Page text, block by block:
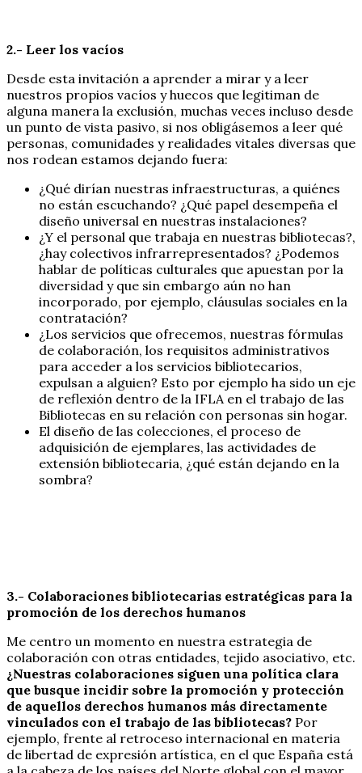
2.- Leer los vacíos
Desde esta invitación a aprender a mirar y a leer
nuestros propios vacíos y huecos que legitiman de
alguna manera la exclusión, muchas veces incluso desde
un punto de vista pasivo, si nos obligásemos a leer qué
personas, comunidades y realidades vitales diversas que
nos rodean estamos dejando fuera:
¿Qué dirían nuestras infraestructuras, a quiénes
no están escuchando? ¿Qué papel desempeña el
diseño universal en nuestras instalaciones?
¿Y el personal que trabaja en nuestras bibliotecas?,
¿hay colectivos infrarrepresentados? ¿Podemos
hablar de políticas culturales que apuestan por la
diversidad y que sin embargo aún no han
incorporado, por ejemplo, cláusulas sociales en la
contratación?
¿Los servicios que ofrecemos, nuestras fórmulas
de colaboración, los requisitos administrativos
para acceder a los servicios bibliotecarios,
expulsan a alguien? Esto por ejemplo ha sido un eje
de reflexión dentro de la IFLA en el trabajo de las
Bibliotecas en su relación con personas sin hogar.
El diseño de las colecciones, el proceso de
adquisición de ejemplares, las actividades de
extensión bibliotecaria, ¿qué están dejando en la
sombra?
3.- Colaboraciones bibliotecarias estratégicas para la
promoción de los derechos humanos
Me centro un momento en nuestra estrategia de
colaboración con otras entidades, tejido asociativo, etc.
¿Nuestras colaboraciones siguen una política clara
que busque incidir sobre la promoción y protección
de aquellos derechos humanos más directamente
vinculados con el trabajo de las bibliotecas? Por
ejemplo, frente al retroceso internacional en materia
de libertad de expresión artística, en el que España está